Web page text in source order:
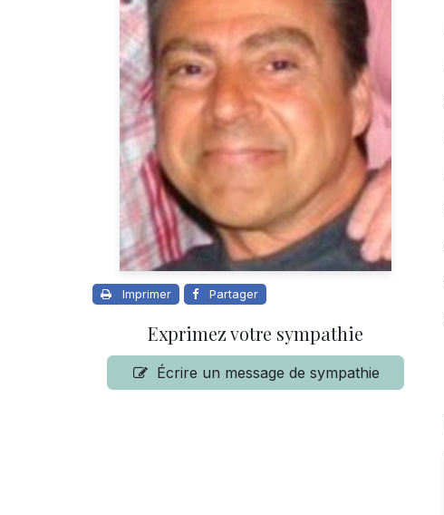
Imprimer Partager
Exprimez votre sympathie
Écrire un message de sympathie